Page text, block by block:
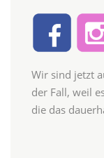
Wir sind jetzt
der Fall, weil
die das